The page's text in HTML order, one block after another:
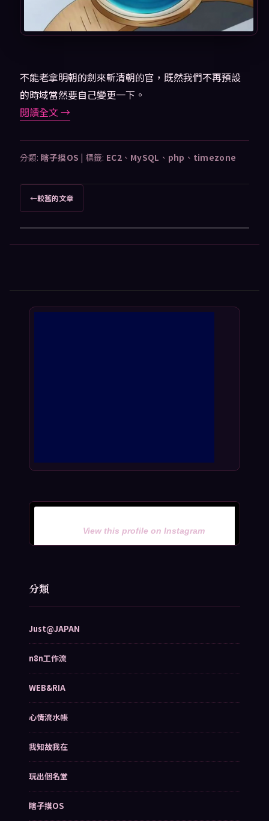
不能老拿明朝的劍來斬清朝的官，既然我們不再預設
的時域當然要自己變更一下。
閱讀全文→
分類: 瞎子摸OS | 標籤: EC2、 MySQL 、 php 、 timezone
章
導
覽
←較舊的文章
View this profile on Instagram
分類
Just@JAPAN
n8n工作流
WEB&RIA
心情流水帳
我知故我在
玩出個名堂
瞎子摸OS